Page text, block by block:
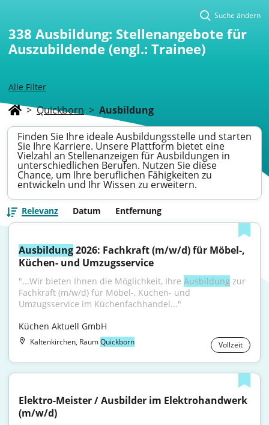
Alle Filter
Suche ändern
338 Ausbildung: Stellenangebote für
Auszubildende (engl.: Trainee)
> Quickborn > Ausbildung
Finden Sie Ihre ideale Ausbildungsstelle und starten
Sie Ihre Karriere. Unsere Plattform bietet eine
Vielzahl an Stellenanzeigen für Ausbildungen in
unterschiedlichen Berufen. Nutzen Sie diese
Chance, um Ihre beruflichen Fähigkeiten zu
entwickeln und Ihr Wissen zu erweitern.
Relevanz Datum Entfernung
Ausbildung 2026: Fachkraft (m/w/d) für Möbel-,
Küchen- und Umzugsservice
"...Wir bieten Ihnen die Möglichkeit, Ihre Ausbildung zur
Fachkraft (m/w/d) für Möbel-, Küchen- und
Umzugsservice im Küchenfachhandel..."
Küchen Aktuell GmbH
Kaltenkirchen, RaumQuickborn Vollzeit
Elektro-Meister / Ausbilder im Elektrohandwerk
(m/w/d)